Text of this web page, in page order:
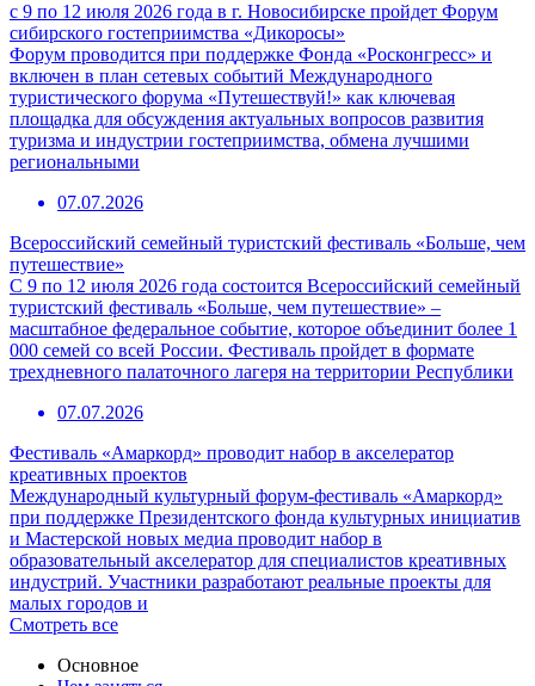
с 9 по 12 июля 2026 года в г. Новосибирске пройдет Форум
сибирского гостеприимства «Дикоросы»
Форум проводится при поддержке Фонда «Росконгресс» и
включен в план сетевых событий Международного
туристического форума «Путешествуй!» как ключевая
площадка для обсуждения актуальных вопросов развития
туризма и индустрии гостеприимства, обмена лучшими
региональными
07.07.2026
Всероссийский семейный туристский фестиваль «Больше, чем
путешествие»
С 9 по 12 июля 2026 года состоится Всероссийский семейный
туристский фестиваль «Больше, чем путешествие» –
масштабное федеральное событие, которое объединит более 1
000 семей со всей России. Фестиваль пройдет в формате
трехдневного палаточного лагеря на территории Республики
07.07.2026
Фестиваль «Амаркорд» проводит набор в акселератор
креативных проектов
Международный культурный форум-фестиваль «Амаркорд»
при поддержке Президентского фонда культурных инициатив
и Мастерской новых медиа проводит набор в
образовательный акселератор для специалистов креативных
индустрий. Участники разработают реальные проекты для
малых городов и
Смотреть все
Основное